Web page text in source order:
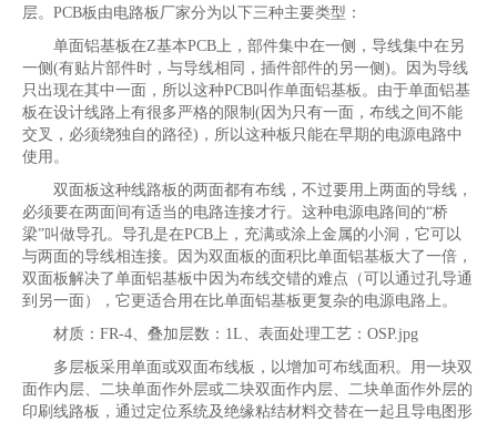
层。PCB板由电路板厂家分为以下三种主要类型：
单面铝基板在Z基本PCB上，部件集中在一侧，导线集中在另
一侧(有贴片部件时，与导线相同，插件部件的另一侧)。因为导线
只出现在其中一面，所以这种PCB叫作单面铝基板。由于单面铝基
板在设计线路上有很多严格的限制(因为只有一面，布线之间不能
交叉，必须绕独自的路径)，所以这种板只能在早期的电源电路中
使用。
双面板这种线路板的两面都有布线，不过要用上两面的导线，
必须要在两面间有适当的电路连接才行。这种电源电路间的“桥
梁”叫做导孔。导孔是在PCB上，充满或涂上金属的小洞，它可以
与两面的导线相连接。因为双面板的面积比单面铝基板大了一倍，
双面板解决了单面铝基板中因为布线交错的难点（可以通过孔导通
到另一面），它更适合用在比单面铝基板更复杂的电源电路上。
材质：FR-4、叠加层数：1L、表面处理工艺：OSP.jpg
多层板采用单面或双面布线板，以增加可布线面积。用一块双
面作内层、二块单面作外层或二块双面作内层、二块单面作外层的
印刷线路板，通过定位系统及绝缘粘结材料交替在一起且导电图形